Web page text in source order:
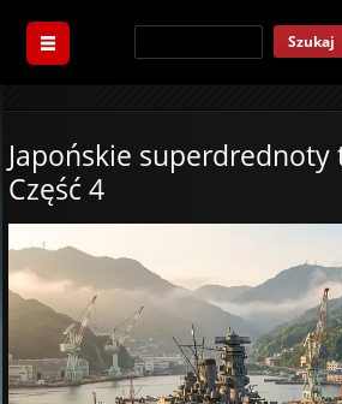
Szukaj
Japońskie superdrednoty
Część 4